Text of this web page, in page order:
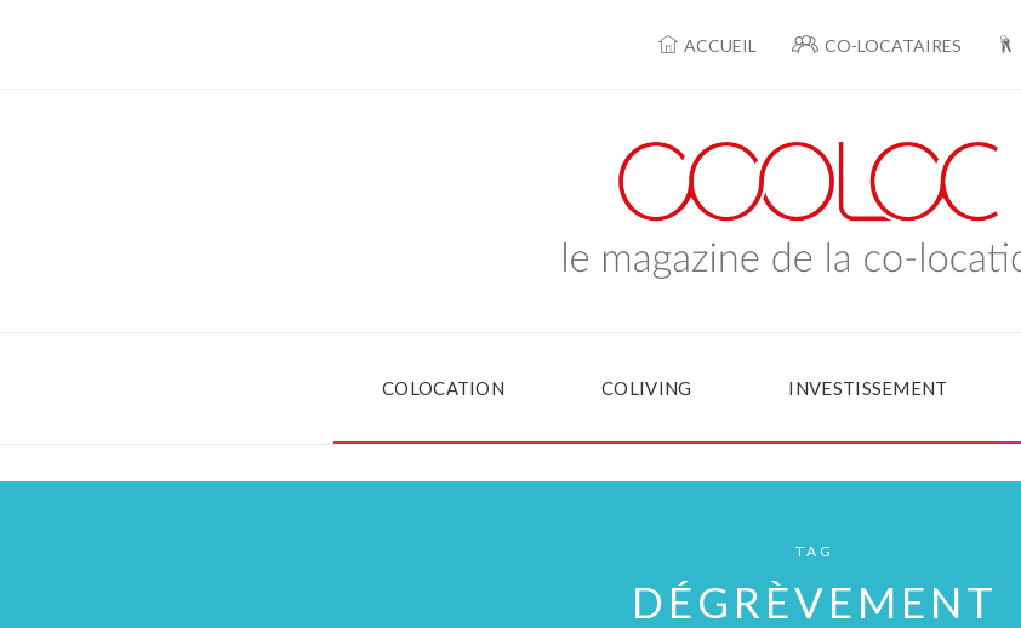
ACCUEIL CO-LOCATAIRES
COLOCATION COLIVING INVESTISSEMENT
TAG
DÉGRÈVEMENT